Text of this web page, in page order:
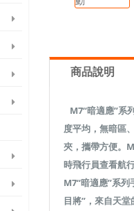
商品說明
M7“暗適應”系
度平均，無暗區
夾，攜帶方便。
時飛行員查看航
M7“暗適應”系
目將”，來自天堂